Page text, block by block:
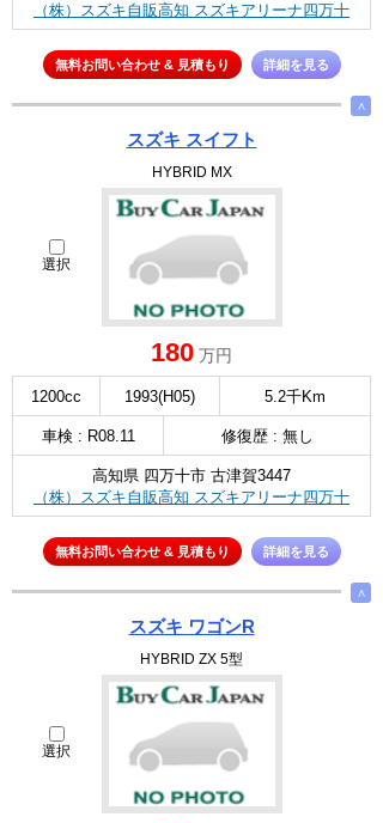
（株）スズキ自販高知 スズキアリーナ四万十
無料お問い合わせ & 見積もり 詳細を見る
∧
スズキ スイフト
HYBRID MX
選択
180 万円
1200cc 1993(H05) 5.2千Km
車検 : R08.11 修復歴 : 無し
高知県 四万十市 古津賀3447
（株）スズキ自販高知 スズキアリーナ四万十
無料お問い合わせ & 見積もり 詳細を見る
∧
スズキ ワゴンR
HYBRID ZX 5型
選択